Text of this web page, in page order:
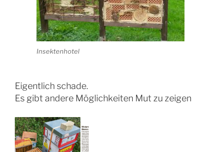
Insektenhotel
Eigentlich schade.
Es gibt andere Möglichkeiten Mut zu zeigen